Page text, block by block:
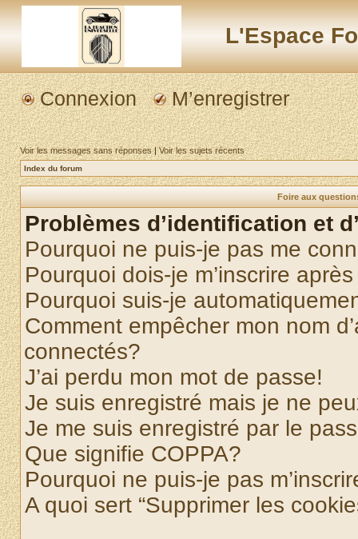
L'Espace
Connexion M’enregistrer
Voir les messages sans réponses|Voir les sujets récents
Index du forum
Foire aux
Problèmes d’identification et
Pourquoi ne puis-je pas me
Pourquoi dois-je m’inscrire
Pourquoi suis-je
Comment empêcher mon nom
connectés?
J’ai perdu mon mot de passe!
Je suis enregistré mais je ne
Je me suis enregistré par le
Que signifie COPPA?
Pourquoi ne puis-je pas
A quoi sert “Supprimer les